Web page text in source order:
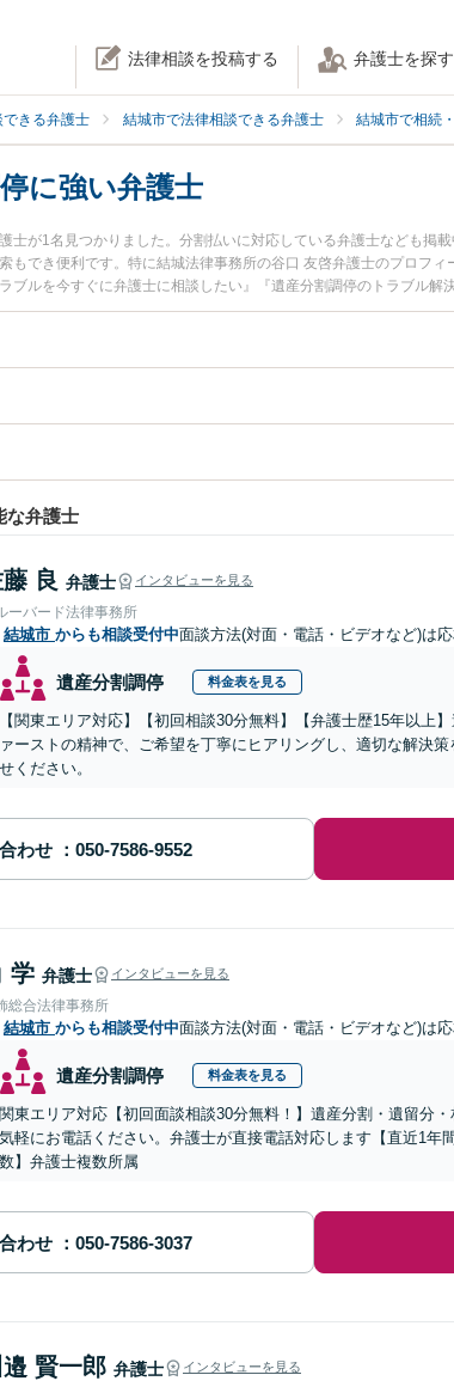
法律相談を投稿する 弁護士を探す
きる弁護士 結城市で法律相談できる弁護士 結城市で相続
に強い弁護士
士が1名見つかりました。分割払いに対応している弁護士なども掲
もでき便利です。特に結城法律事務所の谷口 友啓弁護士のプロフ
ブルを今すぐに弁護士に相談したい』『遺産分割調停のトラブル
に相談予約したい』などでお困りの相談者さんにおすすめです。
な弁護士
良 弁護士 インタビューを見る
ーバード法律事務所
結城市 からも相談受付中面談方法(対面・電話・ビデオなど)は
遺産分割調停 料金表を見る
【関東エリア対応】【初回相談30分無料】【弁護士歴15年以上
ァーストの精神で、ご希望を丁寧にヒアリングし、適切な解決
せください。
わせ
学 弁護士 インタビューを見る
総合法律事務所
結城市 からも相談受付中面談方法(対面・電話・ビデオなど)は
遺産分割調停 料金表を見る
関東エリア対応【初回面談相談30分無料！】遺産分割・遺留分
気軽にお電話ください。弁護士が直接電話対応します【直近1年
数】弁護士複数所属
わせ
邉 賢一郎 弁護士 インタビューを見る